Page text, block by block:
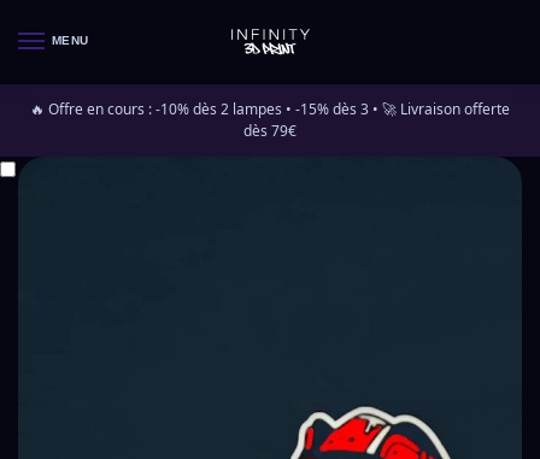
MENU
🔥 Offre en cours : -10% dès 2 lampes • -15% dès 3 • 🚀 Livraison offerte
dès 79€